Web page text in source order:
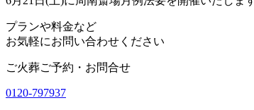
プランや料金など
お気軽にお問い合わせください
ご火葬ご予約・お問合せ
0120-797937